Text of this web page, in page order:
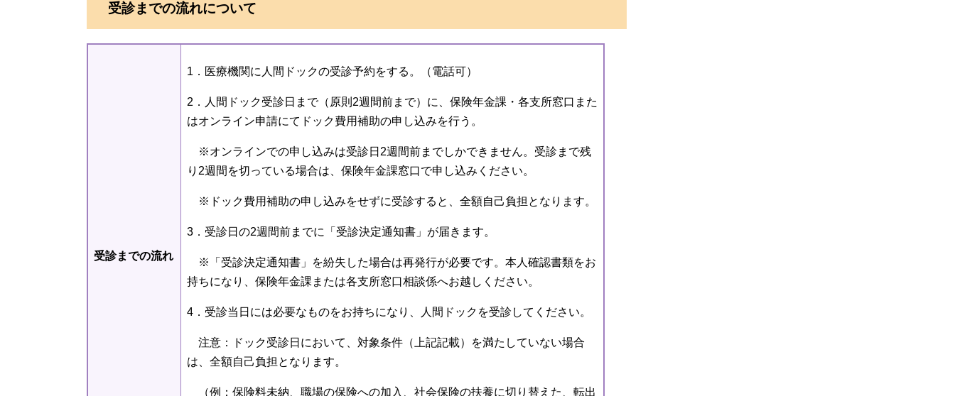
受診までの流れについて
受診までの流れ
1．医療機関に人間ドックの受診予約をする。（電話可）
2．人間ドック受診日まで（原則2週間前まで）に、保険年金課・各支所窓口また
はオンライン申請にてドック費用補助の申し込みを行う。
※オンラインでの申し込みは受診日2週間前までしかできません。受診まで残
り2週間を切っている場合は、保険年金課窓口で申し込みください。
※ドック費用補助の申し込みをせずに受診すると、全額自己負担となります。
3．受診日の2週間前までに「受診決定通知書」が届きます。
※「受診決定通知書」を紛失した場合は再発行が必要です。本人確認書類をお
持ちになり、保険年金課または各支所窓口相談係へお越しください。
4．受診当日には必要なものをお持ちになり、人間ドックを受診してください。
注意：ドック受診日において、対象条件（上記記載）を満たしていない場合
は、全額自己負担となります。
（例：保険料未納、職場の保険への加入、社会保険の扶養に切り替えた、転出